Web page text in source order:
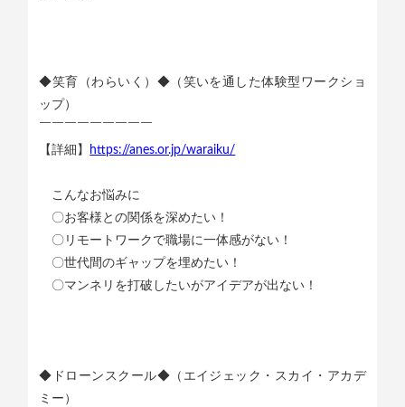
◆笑育（わらいく）◆（笑いを通した体験型ワークショ
ップ）
￣￣￣￣￣￣￣￣￣
【詳細】
https://anes.or.jp/waraiku/
こんなお悩みに
〇お客様との関係を深めたい！
〇リモートワークで職場に一体感がない！
〇世代間のギャップを埋めたい！
〇マンネリを打破したいがアイデアが出ない！
◆ドローンスクール◆（エイジェック・スカイ・アカデ
ミー）